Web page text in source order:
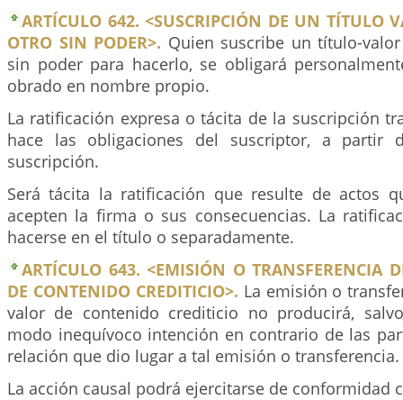
ARTÍCULO 642. <SUSCRIPCIÓN DE UN TÍTULO
OTRO SIN PODER>. Quien suscribe un título-
sin poder para hacerlo, se obligará
obrado en nombre propio.
La ratificación expresa o tácita de la suscripción
hace las obligaciones del suscriptor, a partir
suscripción.
Será tácita la ratificación que resulte de actos
acepten la firma o sus consecuencias. La
hacerse en el título o separadamente.
ARTÍCULO 643. <EMISIÓN O TRANSFERENCIA
DE CONTENIDO CREDITICIO>. La emisión o
valor de contenido crediticio no producirá,
modo inequívoco intención en contrario de las
relación que dio lugar a tal emisión o transferencia.
La acción causal podrá ejercitarse de conformidad